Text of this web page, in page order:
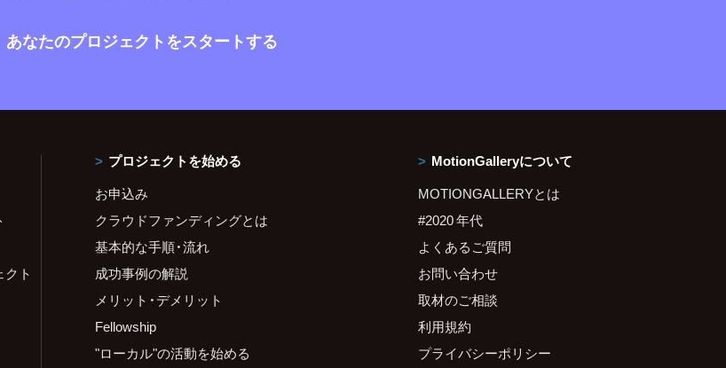
あなたのプロジェクトをスタートする
ト
プロジェクトを始める
お申込み
クラウドファンディングとは
基本的な手順・流れ
成功事例の解説
メリット・デメリット
Fellowship
"ローカル"の活動を始める
MotionGalleryについて
MOTIONGALLERYとは
#2020 年代
よくあるご質問
お問い合わせ
取材のご相談
利用規約
プライバシーポリシー